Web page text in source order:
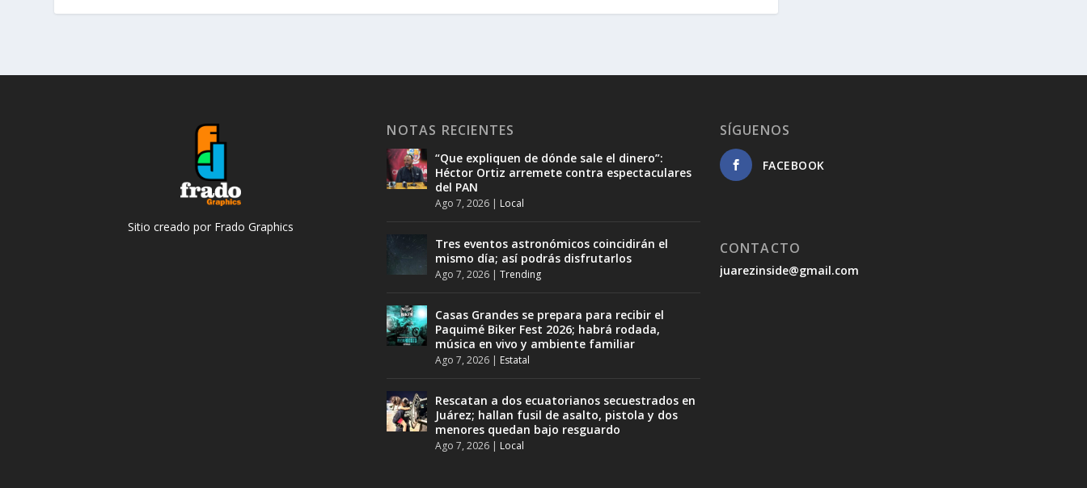
Sitio creado por Frado Graphics
NOTAS RECIENTES
“Que expliquen de dónde sale el dinero”:
Héctor Ortiz arremete contra espectaculares
del PAN
Ago 7, 2026 | Local
Tres eventos astronómicos coincidirán el
mismo día; así podrás disfrutarlos
Ago 7, 2026 |Trending
Casas Grandes se prepara para recibir el
Paquimé Biker Fest 2026; habrá rodada,
música en vivo y ambiente familiar
Ago 7, 2026 | Estatal
Rescatan a dos ecuatorianos secuestrados en
Juárez; hallan fusil de asalto, pistola y dos
menores quedan bajo resguardo
Ago 7, 2026 | Local
SÍGUENOS
FACEBOOK
CONTACTO
juarezinside@gmail.com